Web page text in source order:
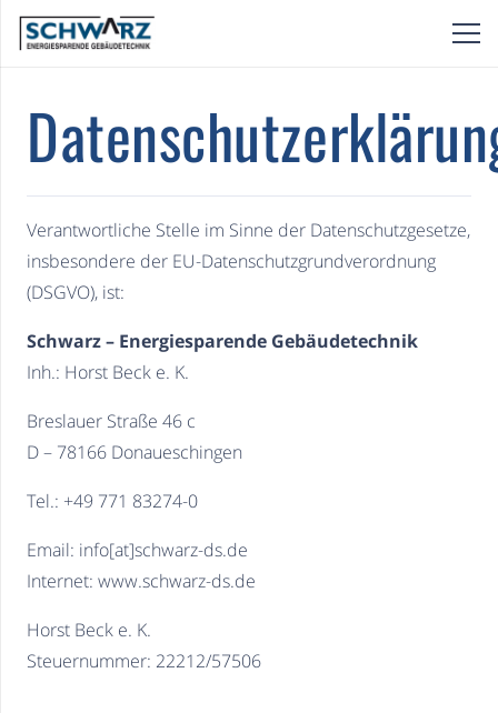
Verantwortliche Stelle im Sinne der Datenschutzgesetze,
insbesondere der EU-Datenschutzgrundverordnung
(DSGVO), ist:
Schwarz – Energiesparende Gebäudetechnik
Inh.: Horst Beck e. K.
Breslauer Straße 46 c
D – 78166 Donaueschingen
Tel.: +49 771 83274-0
Email: info[at]schwarz-ds.de
Internet: www.schwarz-ds.de
Horst Beck e. K.
Steuernummer: 22212/57506